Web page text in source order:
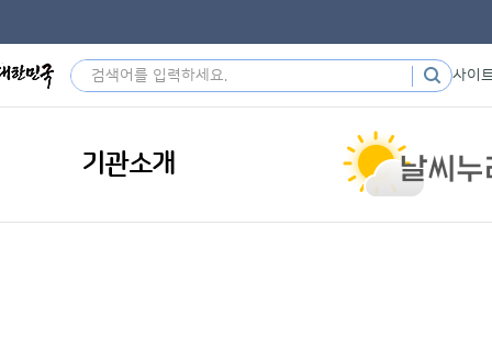
사이
기관소개